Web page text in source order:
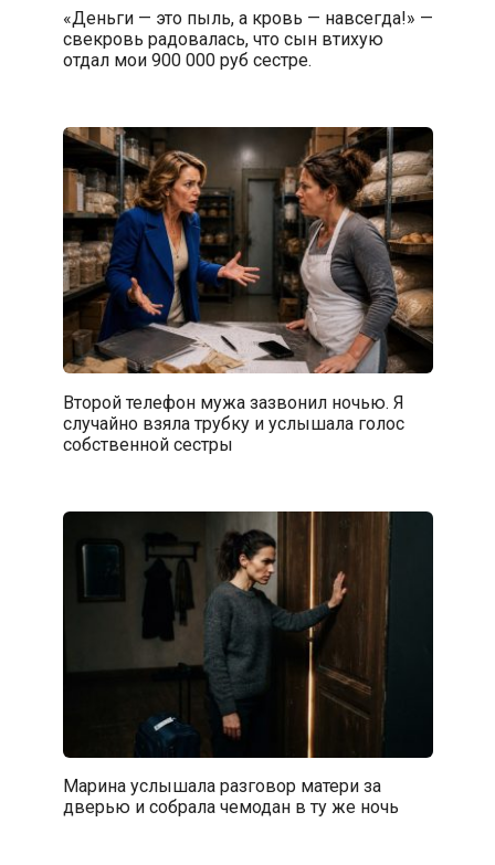
«Деньги — это пыль, а кровь — навсегда!» —
свекровь радовалась, что сын втихую
отдал мои 900 000 руб сестре.
Второй телефон мужа зазвонил ночью. Я
случайно взяла трубку и услышала голос
собственной сестры
Марина услышала разговор матери за
дверью и собрала чемодан в ту же ночь